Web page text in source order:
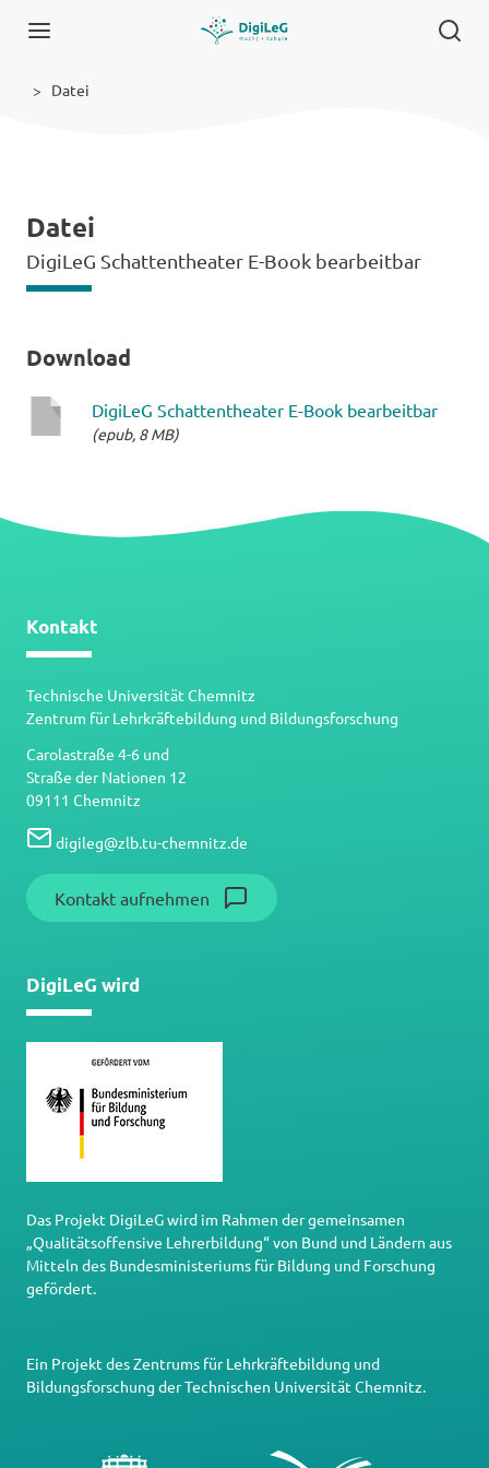
Datei
Datei
DigiLeG Schattentheater E-Book bearbeitbar
Download
DigiLeG Schattentheater E-Book bearbeitbar
(epub, 8 MB)
Kontakt
Technische Universität Chemnitz
Zentrum für Lehrkräftebildung und Bildungsforschung
Carolastraße 4-6 und
Straße der Nationen 12
09111 Chemnitz
digileg@zlb.tu-chemnitz.de
Kontakt aufnehmen
DigiLeG wird
Das Projekt DigiLeG wird im Rahmen der gemeinsamen
„Qualitätsoffensive Lehrerbildung“ von Bund und Ländern aus
Mitteln des Bundesministeriums für Bildung und Forschung
gefördert.
Ein Projekt desZentrums für Lehrkräftebildung und
Bildungsforschung derTechnischen Universität Chemnitz.